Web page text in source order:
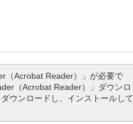
（Acrobat Reader）」が必要で
（Acrobat Reader）」ダウンロ
ウンロードし、インストールして